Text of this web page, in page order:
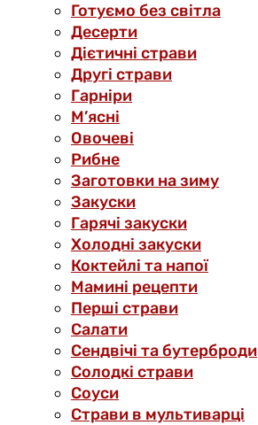
Готуємо без світла
Десерти
Дієтичні страви
Другі страви
Гарніри
М’ясні
Овочеві
Рибне
Заготовки на зиму
Закуски
Гарячі закуски
Холодні закуски
Коктейлі та напої
Мамині рецепти
Перші страви
Салати
Сендвічі та бутерброди
Солодкі страви
Соуси
Страви в мультиварці